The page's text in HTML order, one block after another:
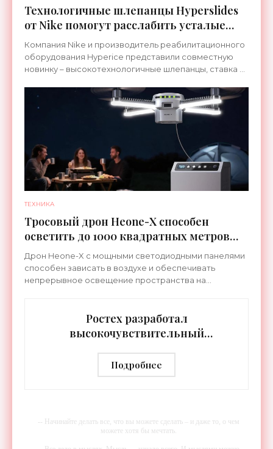
Технологичные шлепанцы Hyperslides
от Nike помогут расслабить усталые
ноги после тренировки - «Гаджеты»
Компания Nike и производитель реабилитационного
оборудования Hyperice представили совместную
новинку – высокотехнологичные шлепанцы, ставка в
ТЕХНИКА
Тросовый дрон Heone-X способен
осветить до 1000 квадратных метров
земли - «Беспилотники»
Дрон Heone-X с мощными светодиодными панелями
способен зависать в воздухе и обеспечивать
непрерывное освещение пространства на
Ростех разработал
высокочувствительный
дальностью распознавания до 2 км
- «Гаджеты»
Подробнее
-- Начинайте делать все, что вы можете сделать – и даже то, о чем
можете хотя бы мечтать.